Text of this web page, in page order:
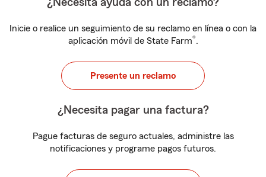
¿Necesita ayuda con un reclamo?
Inicie o realice un seguimiento de su reclamo en línea o con la
aplicación móvil de State Farm®.
Presente un reclamo
¿Necesita pagar una factura?
Pague facturas de seguro actuales, administre las
notificaciones y programe pagos futuros.